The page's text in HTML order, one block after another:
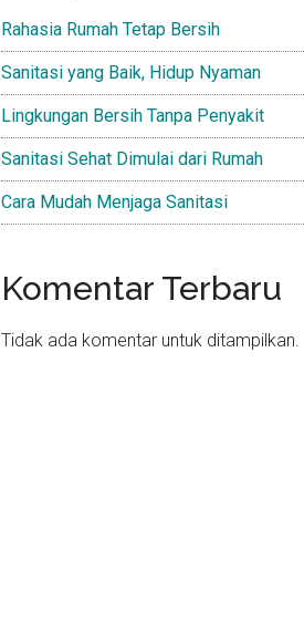
Rahasia Rumah Tetap Bersih
Sanitasi yang Baik, Hidup Nyaman
Lingkungan Bersih Tanpa Penyakit
Sanitasi Sehat Dimulai dari Rumah
Cara Mudah Menjaga Sanitasi
Komentar Terbaru
Tidak ada komentar untuk ditampilkan.